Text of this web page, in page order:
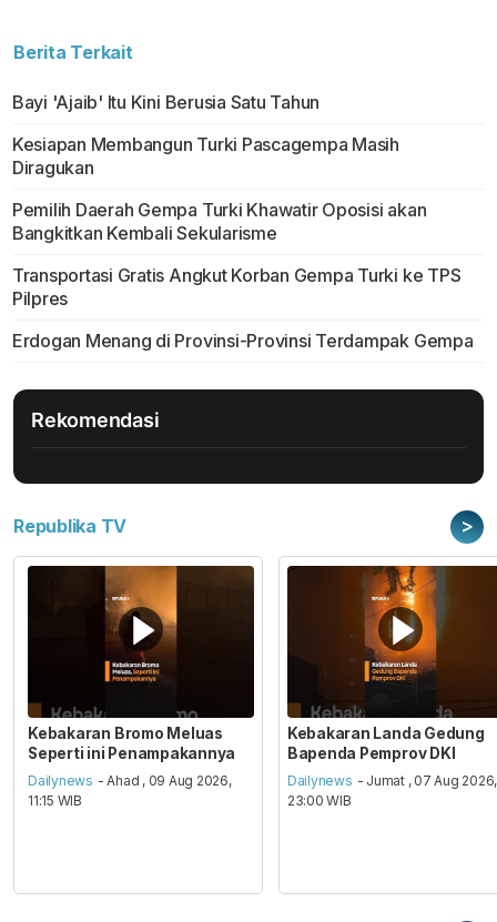
Berita Terkait
Bayi 'Ajaib' Itu Kini Berusia Satu Tahun
Kesiapan Membangun Turki Pascagempa Masih
Diragukan
Pemilih Daerah Gempa Turki Khawatir Oposisi akan
Bangkitkan Kembali Sekularisme
Transportasi Gratis Angkut Korban Gempa Turki ke TPS
Pilpres
Erdogan Menang di Provinsi-Provinsi Terdampak Gempa
Rekomendasi
Republika TV >
Kebakaran Bromo Meluas
Seperti ini Penampakannya
Dailynews - Ahad , 09 Aug 2026,
11:15 WIB
Kebakaran Landa Gedung
Bapenda Pemprov DKI
Dailynews - Jumat , 07 Aug 2026,
23:00 WIB